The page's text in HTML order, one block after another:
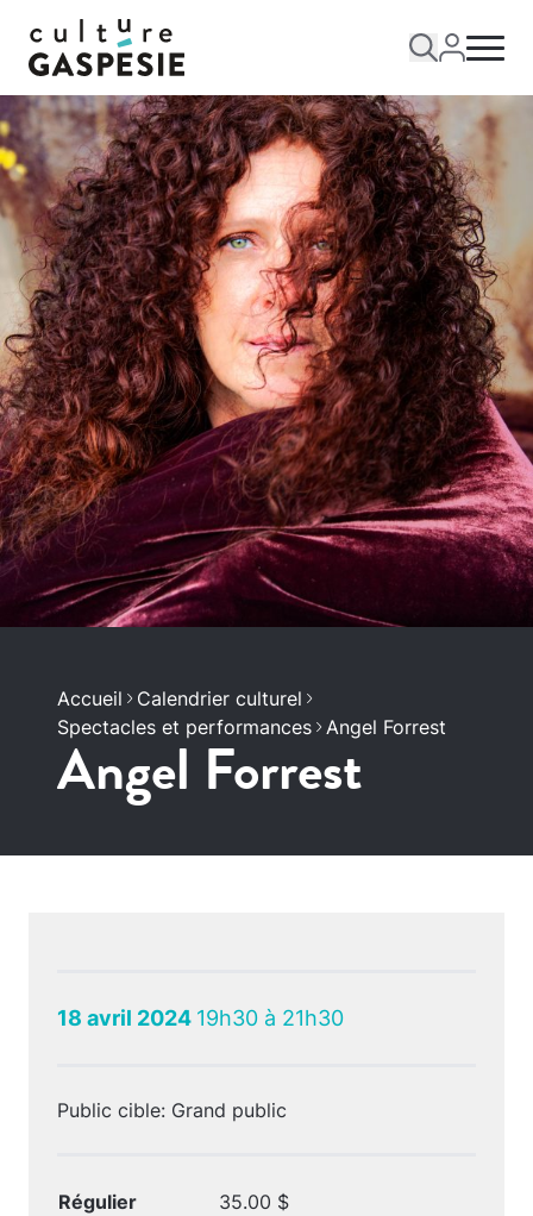
Accueil
Calendrier culturel
Spectacles et performances Angel Forrest
Angel Forrest
18 avril 2024 19h30 à 21h30
Public cible: Grand public
Régulier
35.00 $